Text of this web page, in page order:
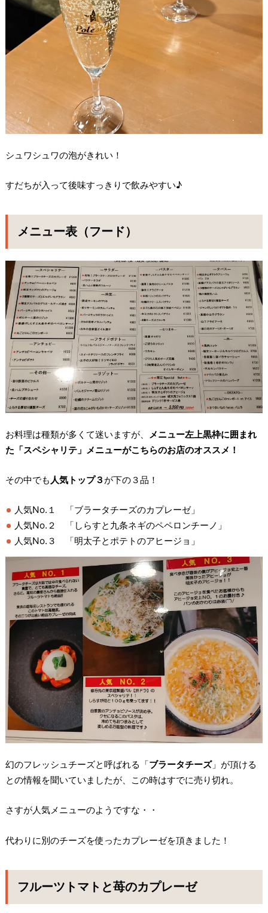
シュワシュワの泡がきれい！
すだちが入って後味すっきりで飲みやすい♪
メニュー表（フード）
お料理は種類が多くて迷いますが、
メニュー左上黒枠に囲まれ
た「スペシャリテ」メニューがこちらのお店のオススメ！
その中でも 人気トップ３ が下の３品！
人気No.１ 「ブラータチーズのカプレーゼ」
人気No.２ 「しらすと九条ネギのペペロンチーノ」
人気No.３ 「明太子とポテトのアヒージョ」
幻のフレッシュチーズと呼ばれる「ブラータチーズ」が頂ける
との情報を聞いていましたが、この時はすでに売り切れ。
さすが人気メニューのようですな・・
代わりに別のチーズを使ったカプレーゼを頂きました！
フルーツトマトと苺のカプレーゼ